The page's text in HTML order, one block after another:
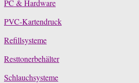
PC & Hardware
PVC-Kartendruck
Refillsysteme
Resttonerbehälter
Schlauchsysteme